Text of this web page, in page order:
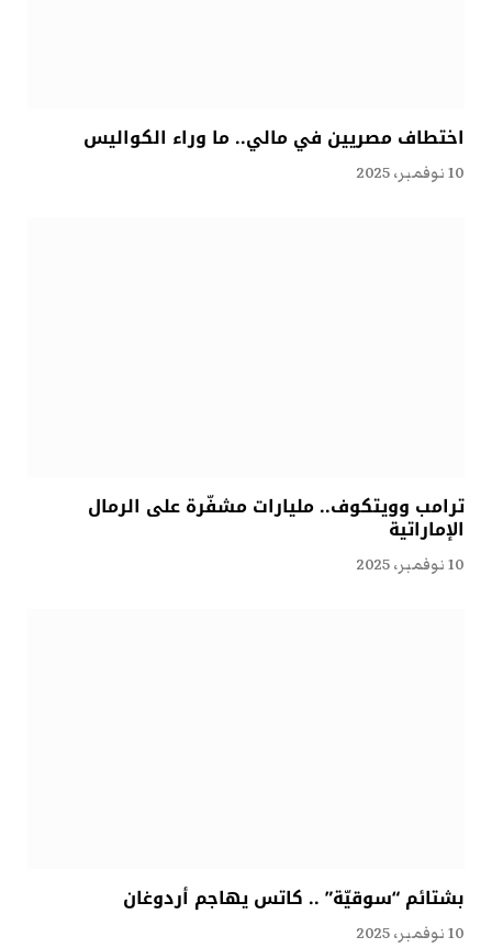
اختطاف مصريين في مالي.. ما وراء الكواليس
10 نوفمبر، 2025
ترامب وويتكوف.. مليارات مشفّرة على الرمال
الإماراتية
10 نوفمبر، 2025
بشتائم “سوقيّة” .. كاتس يهاجم أردوغان
10 نوفمبر، 2025